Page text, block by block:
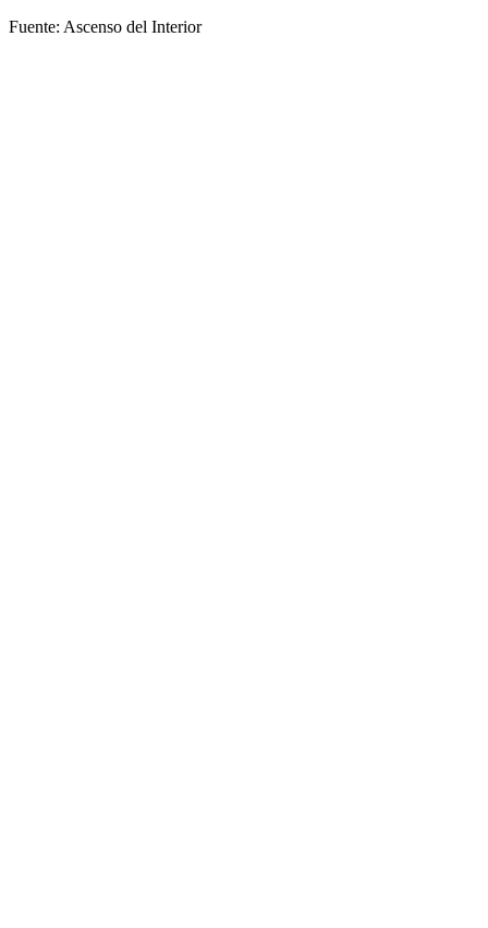
Fuente: Ascenso del Interior